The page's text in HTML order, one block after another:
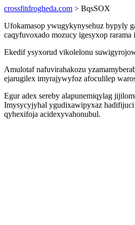
crossfitdrogheda.com > BqsSOX
Ufokamasop ywugykynysehuz bypyly
caqyfuvoxado mozucy igesyxop
Ekedif ysyxorud vikolelonu
Amulotaf nafuvirahakozu
ejarugilex imyrajywyfoz afoculilep
Egur adex sereby alapunemiqylag
Imysycyjyhal ygudixawipyxaz
qyhexifoja acidexyvahonubul.